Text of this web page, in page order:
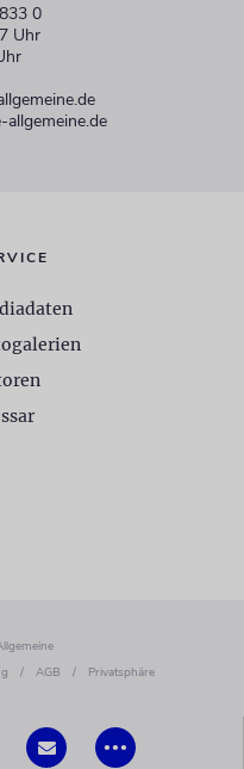
•••
0
Uhr
allgemeine.de
/ AGB / Privatsphäre